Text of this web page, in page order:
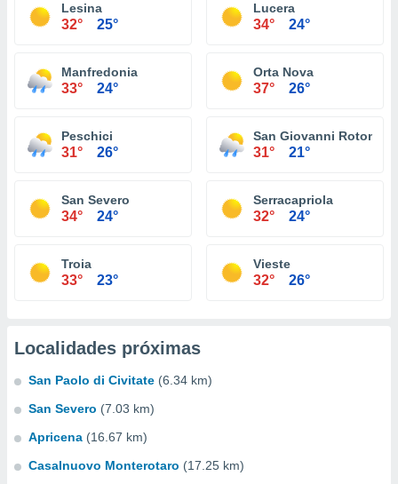
Lesina
32° 25°
Lucera
34° 24°
Manfredonia
33° 24°
Orta Nova
37° 26°
Peschici
31° 26°
San Giovanni Rotondo
31° 21°
San Severo
34° 24°
Serracapriola
32° 24°
Troia
33° 23°
Vieste
32° 26°
Localidades próximas
San Paolo di Civitate (6.34 km)
San Severo (7.03 km)
Apricena (16.67 km)
Casalnuovo Monterotaro (17.25 km)